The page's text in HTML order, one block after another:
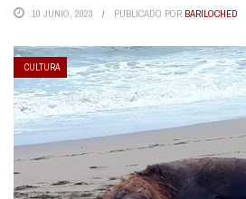
10 JUNIO, 2023 PUBLICADO POR BARILOCHED
CULTURA